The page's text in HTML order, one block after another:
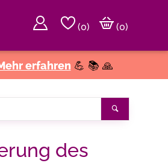
(0)
(0)
erfahren 💪 📚 🙏
des